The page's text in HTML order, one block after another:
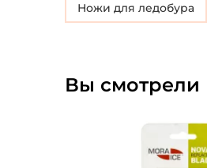
Ножи для ледобура
Вы смотрели